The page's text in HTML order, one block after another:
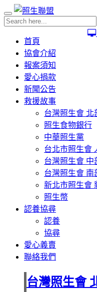
首頁
協會介紹
報案須知
愛心捐款
新聞公告
救援故事
台灣照生會 北
照生食物銀行
中華照生黨
台北市照生會
台灣照生會 中
台灣照生會 南
新北市照生會
照生幣
認養協尋
認養
協尋
愛心義賣
聯絡我們
台灣照生會